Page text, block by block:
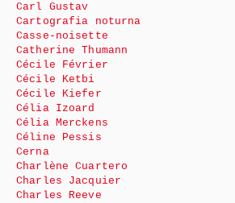
Carl Gustav
Cartografia noturna
Casse-noisette
Catherine Thumann
Cécile Février
Cécile Ketbi
Cécile Kiefer
Célia Izoard
Célia Merckens
Céline Pessis
Cerna
Charlène Cuartero
Charles Jacquier
Charles Reeve